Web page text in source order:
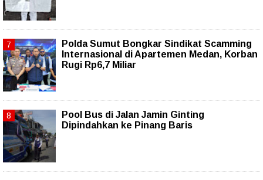
Polda Sumut Bongkar Sindikat Scamming
Internasional di Apartemen Medan, Korban
Rugi Rp6,7 Miliar
Pool Bus di Jalan Jamin Ginting
Dipindahkan ke Pinang Baris